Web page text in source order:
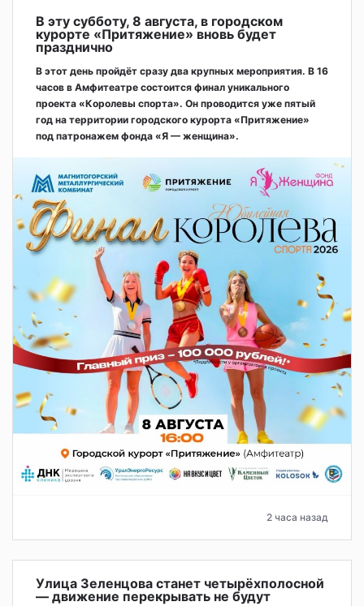
В эту субботу, 8 августа, в городском
курорте «Притяжение» вновь будет
празднично
В этот день пройдёт сразу два крупных мероприятия. В 16
часов в Амфитеатре состоится финал уникального
проекта «Королевы спорта». Он проводится уже пятый
год на территории городского курорта «Притяжение»
под патронажем фонда «Я — женщина».
2 часа назад
Улица Зеленцова станет четырёхполосной
— движение перекрывать не будут